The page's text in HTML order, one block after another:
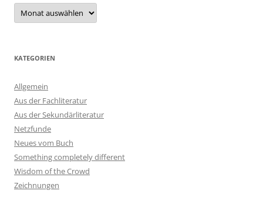
Archiv
KATEGORIEN
Allgemein
Aus der Fachliteratur
Aus der Sekundärliteratur
Netzfunde
Neues vom Buch
Something completely different
Wisdom of the Crowd
Zeichnungen